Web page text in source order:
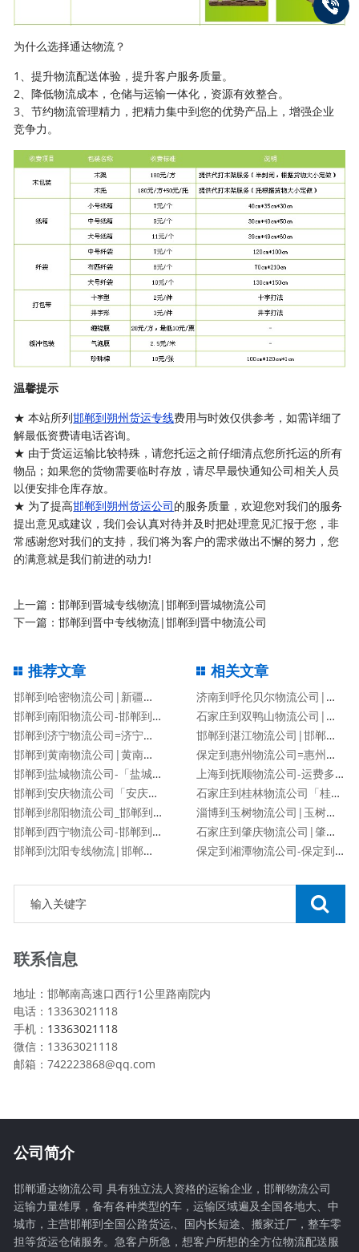
为什么选择通达物流？
1、提升物流配送体验，提升客户服务质量。
2、降低物流成本，仓储与运输一体化，资源有效整合。
3、节约物流管理精力，把精力集中到您的优势产品上，增强企业
竞争力。
温馨提示
★ 本站所列邯郸到朔州货运专线费用与时效仅供参考，如需详细了
解最低资费请电话咨询。
★ 由于货运运输比较特殊，请您托运之前仔细清点您所托运的所有
物品；如果您的货物需要临时存放，请尽早最快通知公司相关人员
以便安排仓库存放。
★ 为了提高邯郸到朔州货运公司的服务质量，欢迎您对我们的服务
提出意见或建议，我们会认真对待并及时把处理意见汇报于您，非
常感谢您对我们的支持，我们将为客户的需求做出不懈的努力，您
的满意就是我们前进的动力!
上一篇：邯郸到晋城专线物流|邯郸到晋城物流公司
下一篇：邯郸到晋中专线物流|邯郸到晋中物流公司
推荐文章
邯郸到哈密物流公司|新疆专线
邯郸到南阳物流公司-邯郸到南阳货运专线
邯郸到济宁物流公司=济宁专线
邯郸到黄南物流公司|黄南专线
邯郸到盐城物流公司-「盐城专线」
邯郸到安庆物流公司「安庆专线」
邯郸到绵阳物流公司_邯郸到绵阳物流专线
邯郸到西宁物流公司-邯郸到西宁货运专线
邯郸到沈阳专线物流|邯郸到沈阳物流公司
相关文章
济南到呼伦贝尔物流公司|济南到呼伦贝尔物流专线
石家庄到双鸭山物流公司|石家庄到双鸭山货运专线
邯郸到湛江物流公司|邯郸到湛江物流专线
保定到惠州物流公司=惠州专线
上海到抚顺物流公司-运费多少「服务周到」
石家庄到桂林物流公司「桂林专线」
淄博到玉树物流公司|玉树专线
石家庄到肇庆物流公司|肇庆专线
保定到湘潭物流公司-保定到湘潭货运专线
联系信息
地址：邯郸南高速口西行1公里路南院内
电话：13363021118
手机： 13363021118
微信：13363021118
邮箱：742223868@qq.com
公司简介
邯郸通达物流公司 具有独立法人资格的运输企业，邯郸物流公司
运输力量雄厚，备有各种类型的车，运输区域遍及全国各地大、中
城市，主营邯郸到全国公路货运,、国内长短途、搬家迁厂，整车零
担等货运仓储服务。急客户所急，想客户所想的全方位物流配送服